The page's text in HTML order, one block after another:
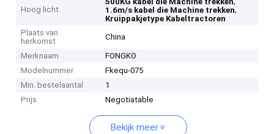
Hoog licht
1.6m/s kabel die Machine trekken,
Kruippakjetype Kabeltractoren
Plaats van
herkomst
China
Merknaam
FONGKO
Modelnummer
Fkequ-075
Min. bestelaantal
1
Prijs
Negotiatable
Bekijk meer